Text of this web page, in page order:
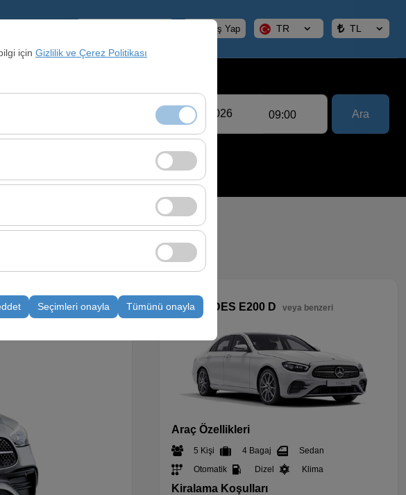
için Gizlilik ve Çerez Politikası
işlevler için gereklidir. Devre dışı
sayfalar, kullanıcı davranışları)
deneyimini sürekli iyileştirmek için
ve reklam kampanyalarımızın
Seçimleri onayla Tümünü onayla
Giriş Yap TR TL
09:00 Ara
Üst Sınıf
MERCEDES E200 D veya benzeri
Araç Özellikleri
5 Kişi 4 Bagaj
Sedan
Otomatik
Dizel Klima
Kiralama Koşulları